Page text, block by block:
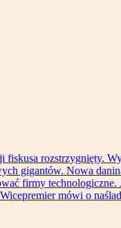
fiskusa rozstrzygnięty.
gigantów. Nowa
firmy technologiczne.
mówi o